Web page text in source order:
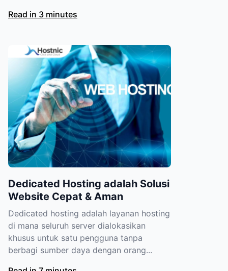
Read in 3 minutes
Dedicated Hosting adalah Solusi
Website Cepat & Aman
Dedicated hosting adalah layanan hosting
di mana seluruh server dialokasikan
khusus untuk satu pengguna tanpa
berbagi sumber daya dengan orang...